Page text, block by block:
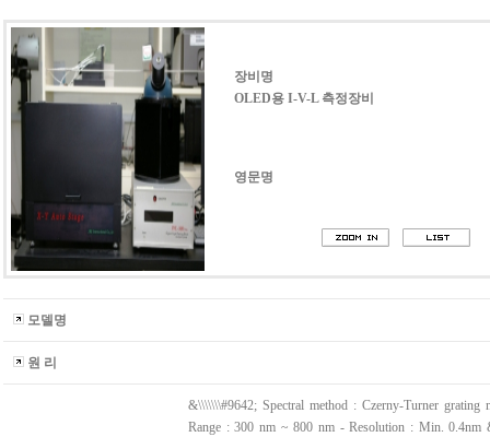
장비명
OLED용 I-V-L 측정장비
영문명
모델명
원 리
&\\\\\\\#9642; Spectral method : Czerny-Turner grating
Range : 300 nm ~ 800 nm - Resolution : Min. 0.4nm